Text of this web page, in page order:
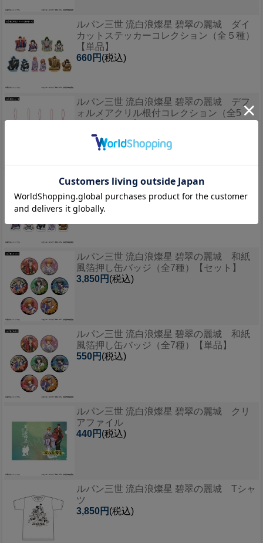
ルパン三世 流白浪燦星 碧翠の麗城 ダイ
カットステッカーコレクション（全５種）
【単品】
660円 (税込)
ルパン三世 流白浪燦星 碧翠の麗城 デフ
ォルメアクリル根付コレクション（全5
3,850円
ルパン三世 流白浪燦星 碧翠の麗城 デフ
ォルメアクリル根付コレクション（全5
種）【単品】
770円(税込)
ルパン三世 流白浪燦星 碧翠の麗城 和紙
風箔押し缶バッジ（全7種）【セット】
3,850円 (税込)
ルパン三世 流白浪燦星 碧翠の麗城 和紙
風箔押し缶バッジ（全7種）【単品】
550円 (税込)
ルパン三世 流白浪燦星 碧翠の麗城 クリ
アファイル
440円 (税込)
ルパン三世 流白浪燦星 碧翠の麗城 Tシャ
ツ
3,850円 (税込)